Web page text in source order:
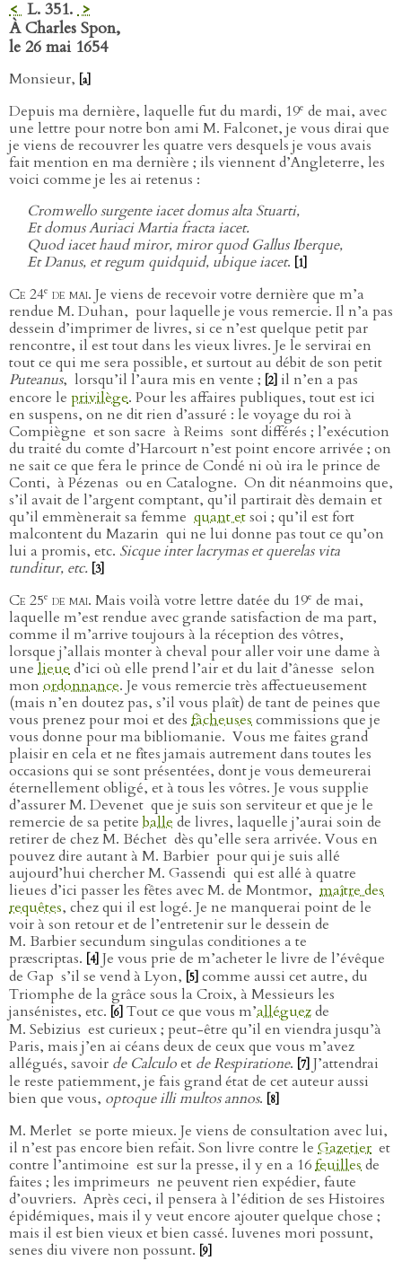
< L. 351. >
À Charles Spon,
le 26 mai 1654
Monsieur, [a]
Depuis ma dernière, laquelle fut du mardi, 19e de mai, avec
une lettre pour notre bon ami M. Falconet, je vous dirai que
je viens de recouvrer les quatre vers desquels je vous avais
fait mention en ma dernière ; ils viennent d’Angleterre, les
voici comme je les ai retenus :
Cromwello surgente iacet domus alta Stuarti,
Et domus Auriaci Martia fracta iacet.
Quod iacet haud miror, miror quod Gallus Iberque,
Et Danus, et regum quidquid, ubique iacet. [1]
Ce 24e de mai. Je viens de recevoir votre dernière que m’a
rendue M. Duhan, pour laquelle je vous remercie. Il n’a pas
dessein d’imprimer de livres, si ce n’est quelque petit par
rencontre, il est tout dans les vieux livres. Je le servirai en
tout ce qui me sera possible, et surtout au débit de son petit
Puteanus, lorsqu’il l’aura mis en vente ; [2] il n’en a pas
encore le privilège. Pour les affaires publiques, tout est ici
en suspens, on ne dit rien d’assuré : le voyage du roi à
Compiègne et son sacre à Reims sont différés ; l’exécution
du traité du comte d’Harcourt n’est point encore arrivée ; on
ne sait ce que fera le prince de Condé ni où ira le prince de
Conti, à Pézenas ou en Catalogne. On dit néanmoins que,
s’il avait de l’argent comptant, qu’il partirait dès demain et
qu’il emmènerait sa femme quant etsoi ; qu’il est fort
malcontent du Mazarin qui ne lui donne pas tout ce qu’on
lui a promis, etc. Sicque inter lacrymas et querelas vita
tunditur, etc. [3]
Ce 25e de mai. Mais voilà votre lettre datée du 19e de mai,
laquelle m’est rendue avec grande satisfaction de ma part,
comme il m’arrive toujours à la réception des vôtres,
lorsque j’allais monter à cheval pour aller voir une dame à
une lieued’ici où elle prend l’air et du lait d’ânesse selon
mon ordonnance. Je vous remercie très affectueusement
(mais n’en doutez pas, s’il vous plaît) de tant de peines que
vous prenez pour moi et des fâcheusescommissions que je
vous donne pour ma bibliomanie. Vous me faites grand
plaisir en cela et ne fîtes jamais autrement dans toutes les
occasions qui se sont présentées, dont je vous demeurerai
éternellement obligé, et à tous les vôtres. Je vous supplie
d’assurer M. Devenet que je suis son serviteur et que je le
remercie de sa petiteballe de livres, laquelle j’aurai soin de
retirer de chez M. Béchet dès qu’elle sera arrivée. Vous en
pouvez dire autant à M. Barbier pour qui je suis allé
aujourd’hui chercher M. Gassendi qui est allé à quatre
lieues d’ici passer les fêtes avec M. de Montmor, maître des
requêtes, chez qui il est logé. Je ne manquerai point de le
voir à son retour et de l’entretenir sur le dessein de
M. Barbier secundum singulas conditiones a te
præscriptas. [4] Je vous prie de m’acheter le livre de l’évêque
de Gap s’il se vend à Lyon, [5] comme aussi cet autre, du
Triomphe de la grâce sous la Croix, à Messieurs les
jansénistes, etc. [6] Tout ce que vous m’alléguezde
M. Sebizius est curieux ; peut-être qu’il en viendra jusqu’à
Paris, mais j’en ai céans deux de ceux que vous m’avez
allégués, savoir de Calculoet de Respiratione. [7] J’attendrai
le reste patiemment, je fais grand état de cet auteur aussi
bien que vous, optoque illi multos annos. [8]
M. Merlet se porte mieux. Je viens de consultation avec lui,
il n’est pas encore bien refait. Son livre contre le Gazetier et
contre l’antimoine est sur la presse, il y en a 16feuillesde
faites ; les imprimeurs ne peuvent rien expédier, faute
d’ouvriers. Après ceci, il pensera à l’édition de ses Histoires
épidémiques, mais il y veut encore ajouter quelque chose ;
mais il est bien vieux et bien cassé. Iuvenes mori possunt,
senes diu vivere non possunt. [9]